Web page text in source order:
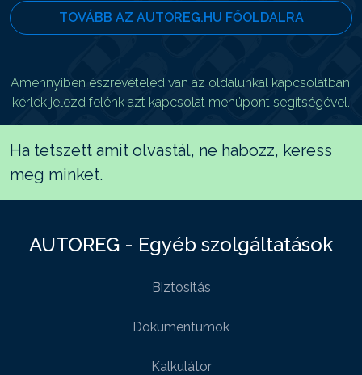
TOVÁBB AZ AUTOREG.HU FŐOLDALRA
Amennyiben észrevételed van az oldalunkal kapcsolatban,
kérlek jelezd felénk azt kapcsolat menüpont segítségével.
Ha tetszett amit olvastál, ne habozz, keress
meg minket.
AUTOREG - Egyéb szolgáltatások
Biztositás
Dokumentumok
Kalkulátor